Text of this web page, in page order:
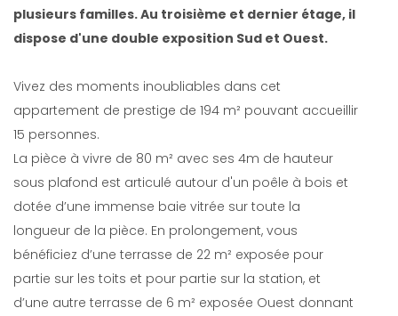
plusieurs familles. Au troisième et dernier étage, il
dispose d'une double exposition Sud et Ouest.
Vivez des moments inoubliables dans cet
appartement de prestige de 194 m² pouvant accueillir
15 personnes.
La pièce à vivre de 80 m² avec ses 4m de hauteur
sous plafond est articulé autour d'un poêle à bois et
dotée d’une immense baie vitrée sur toute la
longueur de la pièce. En prolongement, vous
bénéficiez d’une terrasse de 22 m² exposée pour
partie sur les toits et pour partie sur la station, et
d’une autre terrasse de 6 m² exposée Ouest donnant